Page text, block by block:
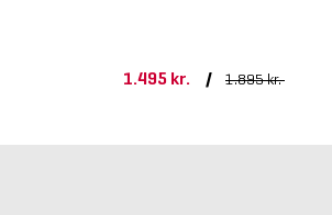
1.495 kr. / 1.895 kr.